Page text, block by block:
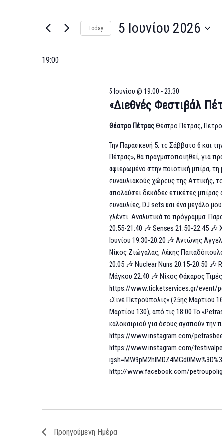
Search
and
Εκδηλώσεις
Keyword.
Today 5 Ιουνίου 2026
19:00
«Διεθνές Φεστιβάλ
5 Ιουνίου @ 19:00 - 23:30
Θέατρο ΠέτραςΘέατρο Πέτρας,
Την Παρασκευή 5, το Σάββατο 6 και
Πέτρας», θα πραγματοποιηθεί, για
αφιερωμένο στην ποιοτική μπίρα,
συναυλιακούς χώρους της Αττικής,
απολαύσει δεκάδες ετικέτες
συναυλίες, DJ sets και ένα μεγάλο
γλέντι. Αναλυτικά το πρόγραμμα:
20:55-21:40 🎶 Senses 21:50-22:45
Ιουνίου 19:30-20:20 🎶 Αντώνης
Νίκος Ζιώγαλας, Λάκης
20:05 🎶 Nuclear Nuns 20:15-20:50 🎶
Μάγκου 22:40 🎶 Νίκος Φάκαρος
https://www.ticketservices.gr/event/
«Σινέ Πετρούπολις» (25ης Μαρτίου
Μαρτίου 130), από τις 18:00 Το
καλοκαιριού για όσους αγαπούν την
https://www.instagram.com/
https://www.instagram.com/
http://www.facebook.com/
Προηγούμενη Ημέρα